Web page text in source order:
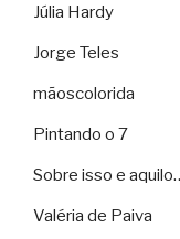
Júlia Hardy
Jorge Teles
mãoscolorida
Pintando o 7
Sobre isso e
Valéria de Paiva